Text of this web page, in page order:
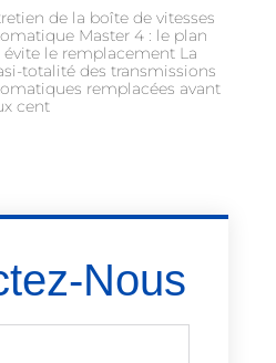
de la boîte de vitesses
Master 4 : le plan
le remplacement La
totalité des transmissions
remplacées avant
cent
Nous